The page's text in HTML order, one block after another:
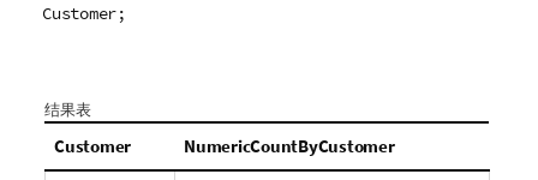
Customer;
结果表
Customer NumericCountByCustomer